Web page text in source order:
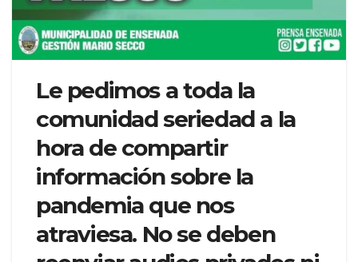
Le pedimos a toda la
comunidad seriedad a la
hora de compartir
información sobre la
pandemia que nos
atraviesa. No se deben